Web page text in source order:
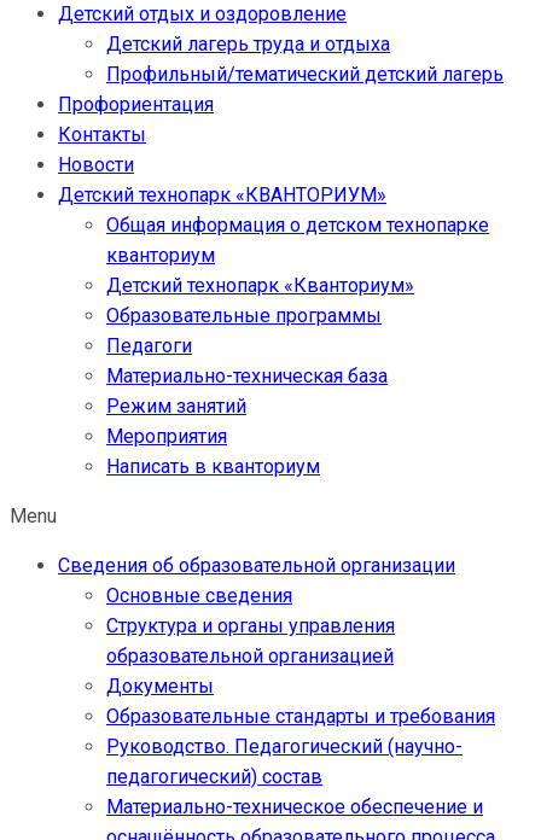
Детский отдых и оздоровление
Детский лагерь труда и отдыха
Профильный/тематический детский лагерь
Профориентация
Контакты
Новости
Детский технопарк «КВАНТОРИУМ»
Общая информация о детском технопарке
кванториум
Детский технопарк «Кванториум»
Образовательные программы
Педагоги
Материально-техническая база
Режим занятий
Мероприятия
Написать в кванториум
Menu
Сведения об образовательной организации
Основные сведения
Структура и органы управления
образовательной организацией
Документы
Образовательные стандарты и требования
Руководство. Педагогический (научно-
педагогический) состав
Материально-техническое обеспечение и